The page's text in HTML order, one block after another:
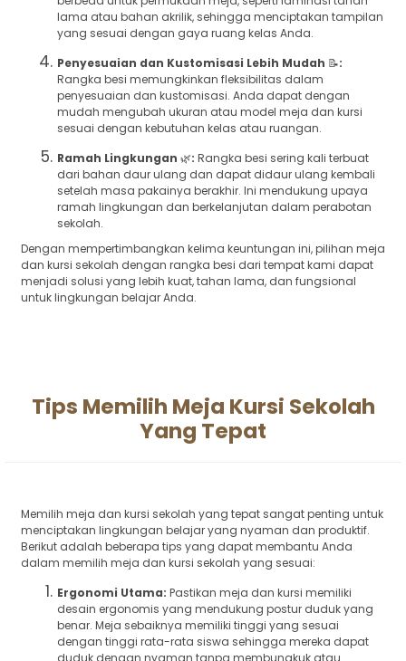
lama atau bahan akrilik, sehingga menciptakan tampilan
yang sesuai dengan gaya ruang kelas Anda.
Penyesuaian dan Kustomisasi Lebih Mudah 📝:
Rangka besi memungkinkan fleksibilitas dalam
penyesuaian dan kustomisasi. Anda dapat dengan
mudah mengubah ukuran atau model meja dan kursi
sesuai dengan kebutuhan kelas atau ruangan.
Ramah Lingkungan 🌿: Rangka besi sering kali terbuat
dari bahan daur ulang dan dapat didaur ulang kembali
setelah masa pakainya berakhir. Ini mendukung upaya
ramah lingkungan dan berkelanjutan dalam perabotan
sekolah.
Dengan mempertimbangkan kelima keuntungan ini, pilihan meja
dan kursi sekolah dengan rangka besi dari tempat kami dapat
menjadi solusi yang lebih kuat, tahan lama, dan fungsional
untuk lingkungan belajar Anda.
Tips Memilih Meja Kursi Sekolah
Yang Tepat
Memilih meja dan kursi sekolah yang tepat sangat penting untuk
menciptakan lingkungan belajar yang nyaman dan produktif.
Berikut adalah beberapa tips yang dapat membantu Anda
dalam memilih meja dan kursi sekolah yang sesuai:
Ergonomi Utama: Pastikan meja dan kursi memiliki
desain ergonomis yang mendukung postur duduk yang
benar. Meja sebaiknya memiliki tinggi yang sesuai
dengan tinggi rata-rata siswa sehingga mereka dapat
duduk dengan nyaman tanpa membungkuk atau